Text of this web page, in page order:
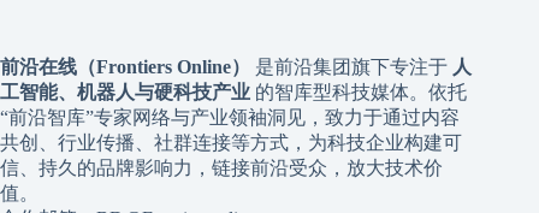
前沿在线（Frontiers Online） 是前沿集团旗下专注于 人
工智能、机器人与硬科技产业 的智库型科技媒体。依托
“前沿智库”专家网络与产业领袖洞见，致力于通过内容
共创、行业传播、社群连接等方式，为科技企业构建可
信、持久的品牌影响力，链接前沿受众，放大技术价
值。